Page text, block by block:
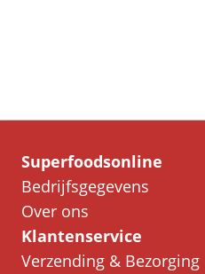
Superfoodsonline
Bedrijfsgegevens
Over ons
Klantenservice
Verzending & Bezorging